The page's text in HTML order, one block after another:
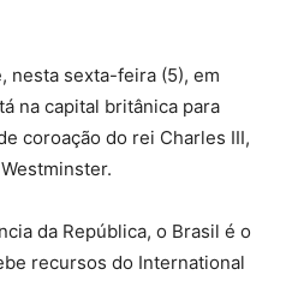
nesta sexta-feira (5), em
na capital britânica para
coroação do rei Charles III,
da República, o Brasil é o
recursos do International